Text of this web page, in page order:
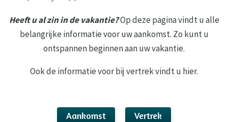
Heeft u al zin in de vakantie?Op deze pagina vindt u alle
belangrijke informatie voor uw aankomst. Zo kunt u
ontspannen beginnen aan uw vakantie.
Ook de informatie voor bij vertrek vindt u hier.
Aankomst Vertrek